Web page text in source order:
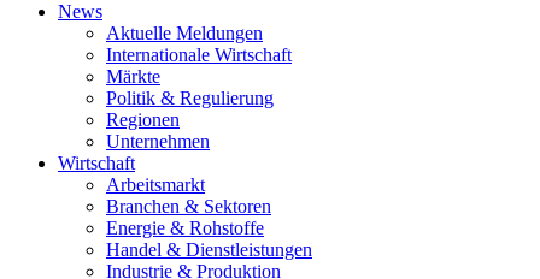
News
Aktuelle Meldungen
Internationale Wirtschaft
Märkte
Politik & Regulierung
Regionen
Unternehmen
Wirtschaft
Arbeitsmarkt
Branchen & Sektoren
Energie & Rohstoffe
Handel & Dienstleistungen
Industrie & Produktion